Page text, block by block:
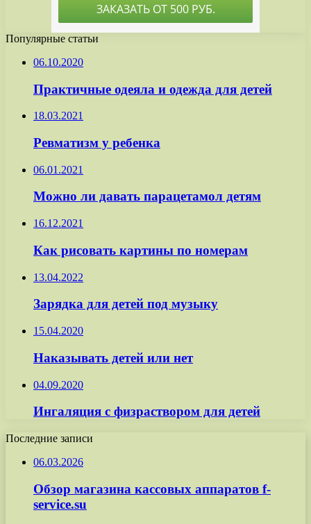
Популярные статьи
06.10.2020
Практичные одеяла и одежда для детей
18.03.2021
Ревматизм у ребенка
06.01.2021
Можно ли давать парацетамол детям
16.12.2021
Как рисовать картины по номерам
13.04.2022
Зарядка для детей под музыку
15.04.2020
Наказывать детей или нет
04.09.2020
Ингаляция с физраствором для детей
Последние записи
06.03.2026
Обзор магазина кассовых аппаратов f-
service.su